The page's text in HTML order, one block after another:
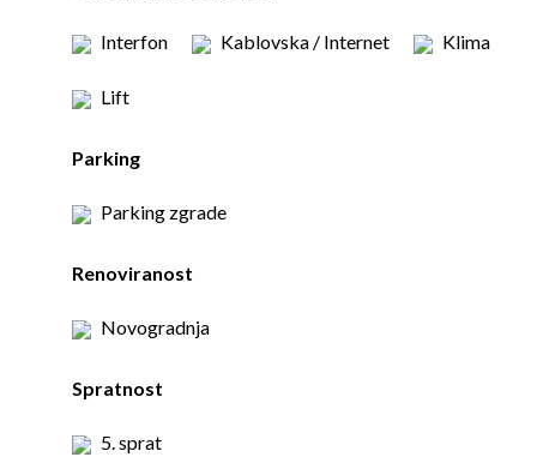
Interfon Kablovska / Internet Klima
Lift
Parking
Parking zgrade
Renoviranost
Novogradnja
Spratnost
5. sprat